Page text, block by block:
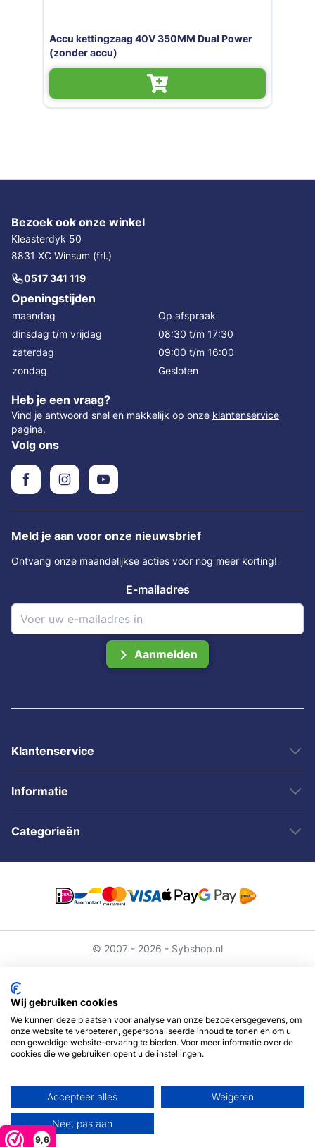
9,6
Accu kettingzaag 40V 350MM Dual Power
(zonder accu)
Bezoek ook onze winkel
Kleasterdyk 50
8831 XC Winsum (frl.)
0517 341 119
Openingstijden
maandag
Op afspraak
dinsdag t/m vrijdag
08:30 t/m 17:30
zaterdag
09:00 t/m 16:00
zondag
Gesloten
Heb je een vraag?
Vind je antwoord snel en makkelijk op onze klantenservice
pagina.
Volg ons
Meld je aan voor onze nieuwsbrief
Ontvang onze maandelijkse acties voor nog meer korting!
E-mailadres
Aanmelden
Klantenservice
Informatie
Categorieën
© 2007 - 2026 - Sybshop.nl
Wij gebruiken cookies
We kunnen deze plaatsen voor analyse van onze bezoekersgegevens, om
onze website te verbeteren, gepersonaliseerde inhoud te tonen en om u
een geweldige website-ervaring te bieden. Voor meer informatie over de
cookies die we gebruiken opent u de instellingen.
Accepteer alles Weigeren
Nee, pas aan